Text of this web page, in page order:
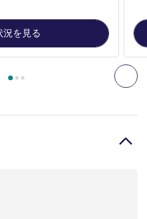
次
1 : Double Room , 客室 2 : Twin
況を見る